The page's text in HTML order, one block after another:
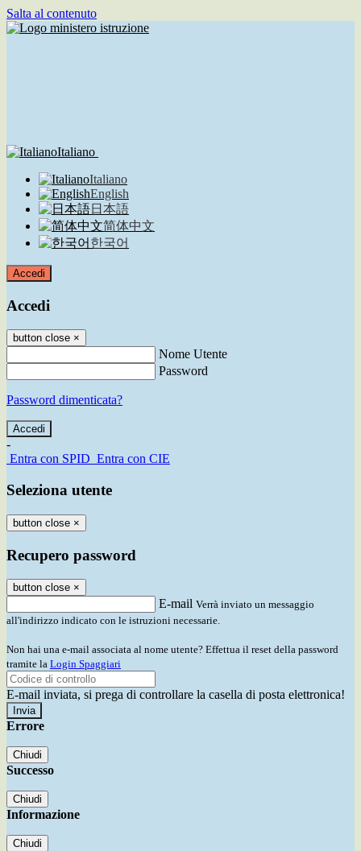
Salta al contenuto
Italiano
Italiano
English
日本語
简体中文
한국어
Accedi
Accedi
button close ×
Nome Utente
Password
Password dimenticata?
-
Entra con SPID Entra con CIE
Seleziona utente
button close ×
Recupero password
button close ×
E-mail Verrà inviato un messaggio
all'indirizzo indicato con le istruzioni necessarie.
Non hai una e-mail associata al nome utente? Effettua il reset della password
tramite la Login Spaggiari
E-mail inviata, si prega di controllare la casella di posta elettronica!
Errore
Chiudi
Successo
Chiudi
Informazione
Chiudi